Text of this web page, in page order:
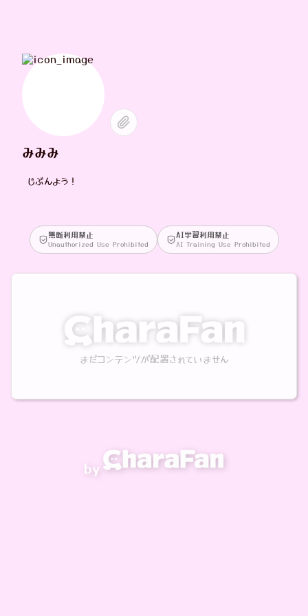
みみみ
じぶんよう！
無断利用禁止
Unauthorized Use Prohibited
AI学習利用禁止
AI Training Use Prohibited
まだコンテンツが配置されていません
by